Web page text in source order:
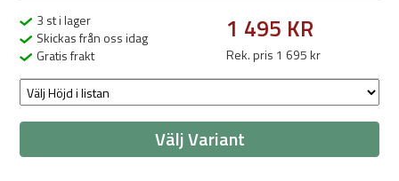
3 st i lager
Skickas från oss idag
Gratis frakt
1 495 KR
Rek. pris 1 695 kr
Välj Variant